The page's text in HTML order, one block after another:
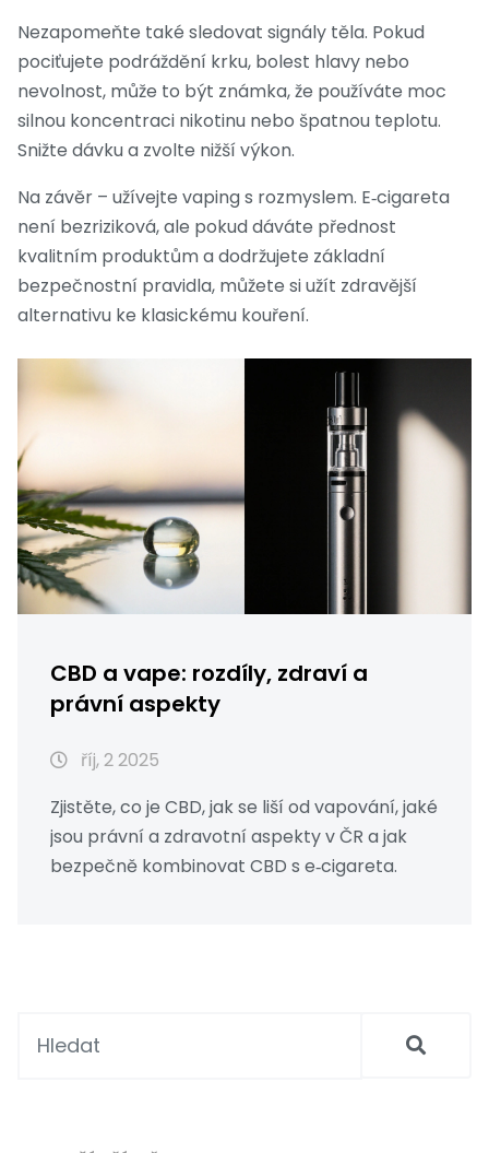
Nezapomeňte také sledovat signály těla. Pokud
pociťujete podráždění krku, bolest hlavy nebo
nevolnost, může to být známka, že používáte moc
silnou koncentraci nikotinu nebo špatnou teplotu.
Snižte dávku a zvolte nižší výkon.
Na závěr – užívejte vaping s rozmyslem. E‑cigareta
není bezriziková, ale pokud dáváte přednost
kvalitním produktům a dodržujete základní
bezpečnostní pravidla, můžete si užít zdravější
alternativu ke klasickému kouření.
CBD a vape: rozdíly, zdraví a
právní aspekty
říj, 2 2025
Zjistěte, co je CBD, jak se liší od vapování, jaké
jsou právní a zdravotní aspekty v ČR a jak
bezpečně kombinovat CBD s e‑cigareta.